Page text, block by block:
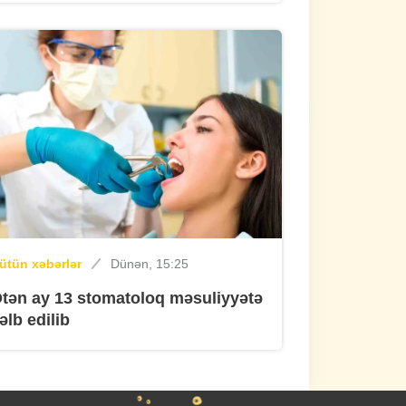
Ötən gün Azərbaycanda xeyli silah-
sursat aşkarlanıb
xəbərlər Dünən, 12:05
bankir evində ölü tapıldı
məruz qoyan şəxslə bağlı
Dünən, 11:00
xəbərlər Dünən, 15:25
ay 13 stomatoloq məsuliyyətə
edilib